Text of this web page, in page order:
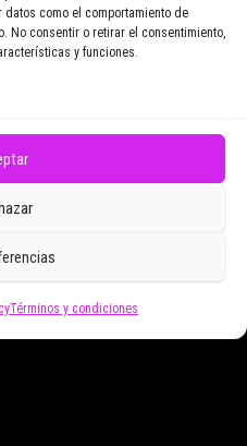
como el comportamiento de
No consentir o retirar el consentimiento,
y funciones.
Términos y condiciones
de Zoomdestinos.es
|Tema:Envo Magazine